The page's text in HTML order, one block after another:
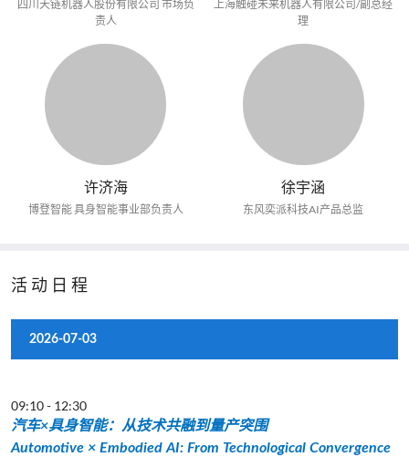
四川天链机器人股份有限公司 市场负
责人
上海触碰未来机器人有限公司/副总经
理
许济海
博登智能 具身智能事业部负责人
徐宇涵
东风奕派科技AI产品总监
活动日程
2026-07-03
09:10- 12:30
汽车×具身智能：从技术共融到量产突围
Automotive × Embodied AI: From Technological Convergence